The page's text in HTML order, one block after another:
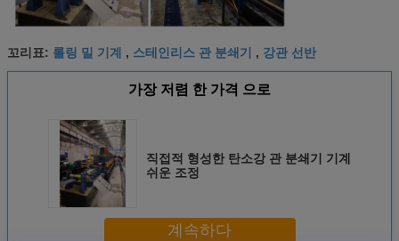
꼬리표: 롤링 밀 기계 , 스테인리스 관 분쇄기 , 강관 선반
가장 저렴 한 가격 으로
직접적 형성한 탄소강 관 분쇄기 기계
쉬운 조정
계속하다